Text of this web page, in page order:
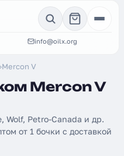
info@oilx.org
›Mercon V
Mercon V
Wolf, Petro-Canada и др.
от 1 бочки с доставкой